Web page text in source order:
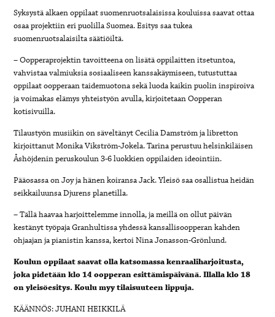
Syksystä alkaen oppilaat suomenruotsalaisissa kouluissa saavat ottaa
osaa projektiin eri puolilla Suomea. Esitys saa tukea
suomenruotsalaisilta säätiöiltä.
– Oopperaprojektin tavoitteena on lisätä oppilaitten itsetuntoa,
vahvistaa valmiuksia sosiaaliseen kanssakäymiseen, tutustuttaa
oppilaat oopperaan taidemuotona sekä luoda kaikin puolin inspiroiva
ja voimakas elämys yhteistyön avulla, kirjoitetaan Oopperan
kotisivuilla.
Tilaustyön musiikin on säveltänyt Cecilia Damström ja libretton
kirjoittanut Monika Vikström-Jokela. Tarina perustuu helsinkiläisen
Åshöjdenin peruskoulun 3-6 luokkien oppilaiden ideointiin.
Pääosassa on Joy ja hänen koiransa Jack. Yleisö saa osallistua heidän
seikkailuunsa Djurens planetilla.
– Tällä haavaa harjoittelemme innolla, ja meillä on ollut päivän
kestänyt työpaja Granhultissa yhdessä kansallisoopperan kahden
ohjaajan ja pianistin kanssa, kertoi Nina Jonasson-Grönlund.
Koulun oppilaat saavat olla katsomassa kenraaliharjoitusta,
joka pidetään klo 14 oopperan esittämispäivänä. Illalla klo 18
on yleisöesitys. Koulu myy tilaisuuteen lippuja.
KÄÄNNÖS: JUHANI HEIKKILÄ